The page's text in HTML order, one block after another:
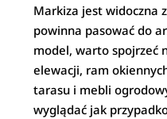
Markiza jest widoczna
powinna pasować do
model, warto spojrzeć
elewacji, ram
tarasu i mebli
wyglądać jak